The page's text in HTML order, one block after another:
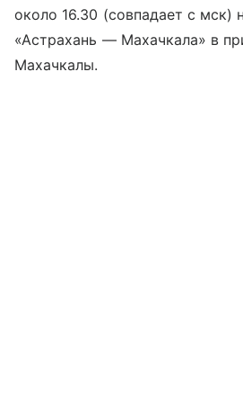
около 16.30 (совпадает с мск)
«Астрахань — Махачкала» в
Махачкалы.